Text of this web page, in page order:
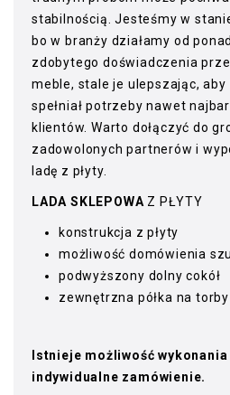
stabilnością. Jesteśmy w
bo w branży działamy od
zdobytego doświadczenia
meble, stale je ulepszając,
spełniał potrzeby nawet
klientów. Warto dołączyć do
zadowolonych partnerów i
ladę z płyty.
LADA SKLEPOWA Z PŁYTY
konstrukcja z płyty
możliwość domówienia
podwyższony dolny cokół
zewnętrzna półka na torby
Istnieje możliwość wykonania
indywidualne zamówienie.